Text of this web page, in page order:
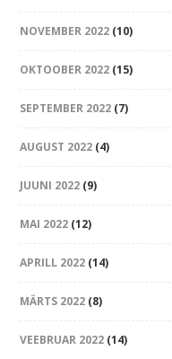
NOVEMBER 2022 (10)
OKTOOBER 2022 (15)
SEPTEMBER 2022 (7)
AUGUST 2022 (4)
JUUNI 2022 (9)
MAI 2022 (12)
APRILL 2022 (14)
MÄRTS 2022 (8)
VEEBRUAR 2022 (14)